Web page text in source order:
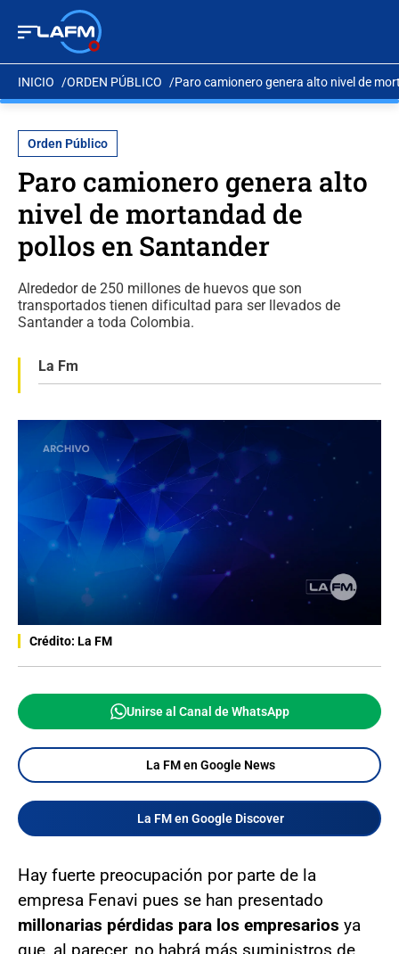
INICIO ORDEN PÚBLICO Paro camionero genera alto nivel de
Orden Público
Paro camionero genera alto
nivel de mortandad de
pollos en Santander
Alrededor de 250 millones de huevos que son
transportados tienen dificultad para ser llevados de
Santander a toda Colombia.
La Fm
Crédito: La FM
Unirse al Canal de WhatsApp
La FM en Google News
La FM en Google Discover
Hay fuerte preocupación por parte de la
empresa Fenavi pues se han presentado
millonarias pérdidas para los empresarios ya
que, al parecer, no habrá más suministros de